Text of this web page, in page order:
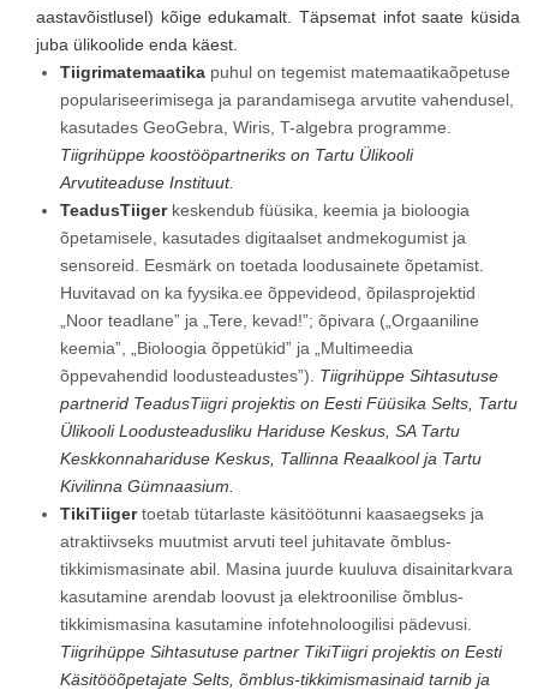
aastavõistlusel) kõige edukamalt. Täpsemat infot saate küsida
juba ülikoolide enda käest.
Tiigrimatemaatika puhul on tegemist matemaatikaõpetuse
populariseerimisega ja parandamisega arvutite vahendusel,
kasutades GeoGebra, Wiris, T-algebra programme.
Tiigrihüppe koostööpartneriks on Tartu Ülikooli
Arvutiteaduse Instituut.
TeadusTiigerkeskendub füüsika, keemia ja bioloogia
õpetamisele, kasutades digitaalset andmekogumist ja
sensoreid. Eesmärk on toetada loodusainete õpetamist.
Huvitavad on ka fyysika.ee õppevideod, õpilasprojektid
„Noor teadlane” ja „Tere, kevad!”; õpivara („Orgaaniline
keemia”, „Bioloogia õppetükid” ja „Multimeedia
õppevahendid loodusteadustes”). Tiigrihüppe Sihtasutuse
partnerid TeadusTiigri projektis on Eesti Füüsika Selts, Tartu
Ülikooli Loodusteadusliku Hariduse Keskus, SA Tartu
Keskkonnahariduse Keskus, Tallinna Reaalkool ja Tartu
Kivilinna Gümnaasium.
TikiTiigertoetab tütarlaste käsitöötunni kaasaegseks ja
atraktiivseks muutmist arvuti teel juhitavate õmblus-
tikkimismasinate abil. Masina juurde kuuluva disainitarkvara
kasutamine arendab loovust ja elektroonilise õmblus-
tikkimismasina kasutamine infotehnoloogilisi pädevusi.
Tiigrihüppe Sihtasutuse partner TikiTiigri projektis on Eesti
Käsitööõpetajate Selts, õmblus-tikkimismasinaid tarnib ja